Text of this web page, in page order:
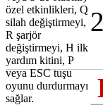
özel etkinlikleri, Q
silah değiştirmeyi,
R şarjör
değiştirmeyi, H ilk
yardım kitini, P
veya ESC tuşu
oyunu durdurmayı
sağlar.
2